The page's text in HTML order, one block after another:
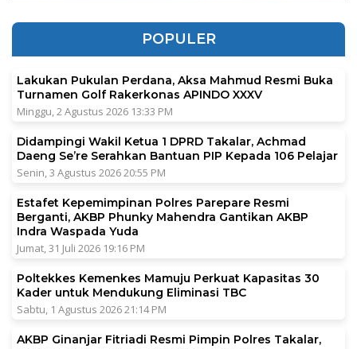
POPULER
Lakukan Pukulan Perdana, Aksa Mahmud Resmi Buka
Turnamen Golf Rakerkonas APINDO XXXV
Minggu, 2 Agustus 2026 13:33 PM
Didampingi Wakil Ketua 1 DPRD Takalar, Achmad
Daeng Se’re Serahkan Bantuan PIP Kepada 106 Pelajar
Senin, 3 Agustus 2026 20:55 PM
Estafet Kepemimpinan Polres Parepare Resmi
Berganti, AKBP Phunky Mahendra Gantikan AKBP
Indra Waspada Yuda
Jumat, 31 Juli 2026 19:16 PM
Poltekkes Kemenkes Mamuju Perkuat Kapasitas 30
Kader untuk Mendukung Eliminasi TBC
Sabtu, 1 Agustus 2026 21:14 PM
AKBP Ginanjar Fitriadi Resmi Pimpin Polres Takalar,